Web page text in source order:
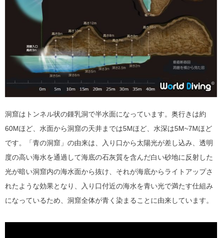
洞窟はトンネル状の鍾乳洞で半水面になっています。奥行きは約
60Mほど、水面から洞窟の天井までは5Mほど、水深は5M~7Mほど
です。「青の洞窟」の由来は、入り口から太陽光が差し込み、透明
度の高い海水を通過して海底の石灰質を含んだ白い砂地に反射した
光が暗い洞窟内の海水面から抜け、それが海底からライトアップさ
れたような効果となり、入り口付近の海水を青い光で満たす仕組み
になっているため、洞窟全体が青く染まることに由来しています。